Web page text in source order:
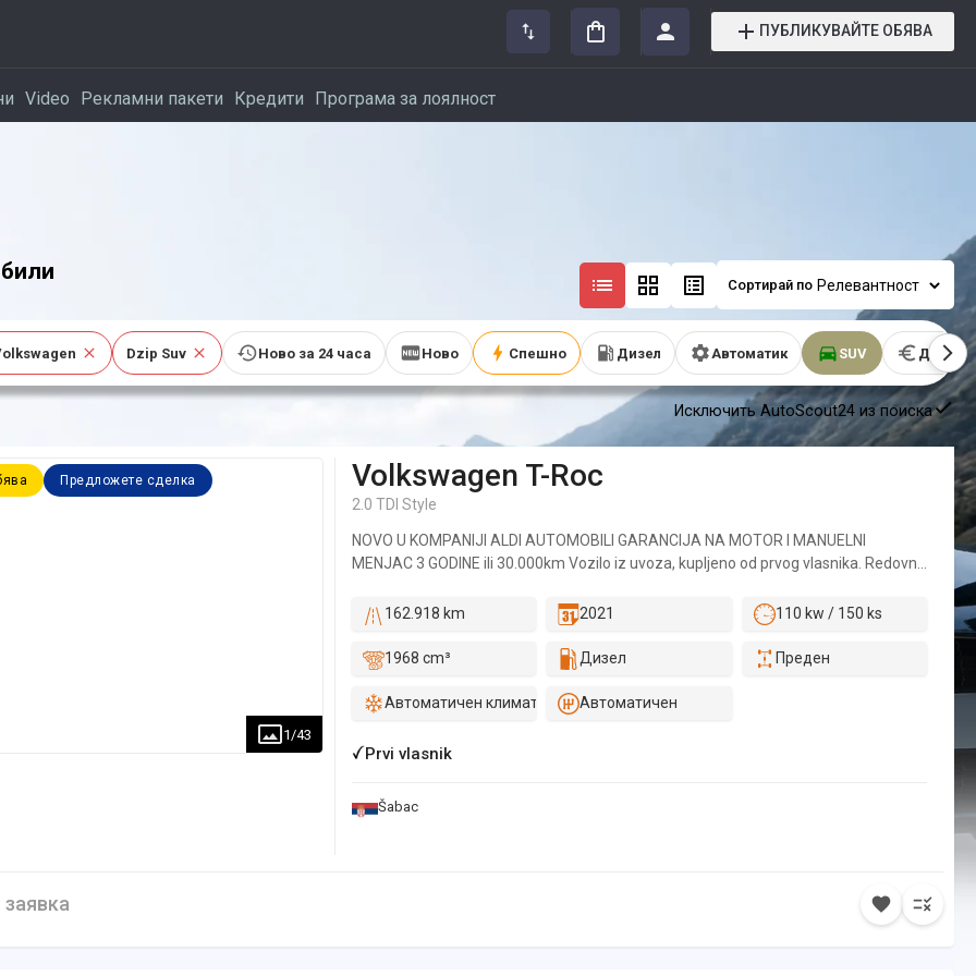
ПУБЛИКУВАЙТЕ ОБЯВА
Video Рекламни пакети Кредити Програма за лоялност
Сортирай по
Dzip Suv Ново за 24 часа Ново Спешно Дизел Автоматик SUV До 10
Исключить AutoScout24 из поиска
Предложете сделка
1 /43
Volkswagen T-Roc
2.0 TDI Style
NOVO U KOMPANIJI ALDI AUTOMOBILI GARANCIJA NA MOTOR I MANUELNI
MENJAC 3 GODINE ili 30.000km Vozilo iz uvoza, kupljeno od prvog vlasnika. Redovno
istorija dostupna na uvid ). Vozilo je pregledano od strane kompanije SGS-a/Dekre.
čije troškove snosi kupac. Za sva naša vozila pružamo na uvid slike iz inostranstva i
ulaganja i u potpunosti ispravno. Firma Aldi Automobili se bavi i iznajmljivanjem
vozila. Ponude nam možete slati na neke od brojeva telefona sa sajta. GARANCIJA:
Garancija da vozilo nije bilo havarisano. USLUGE: - Za naše kupce vršimo kompletnu
mogućnosti da to lično urade, moguća je isporuka željenog vozila na kućnu adresu.
FINANSIRANJE: - Krediti u EURIMA sa fiksnom kamatnom stopom od 5.0% - Period
162.918 km 2021 110 kw / 150 ks
1968 cm³ Дизел Преден
Автоматичен климатик Автоматичен
Prvi vlasnik
Šabac